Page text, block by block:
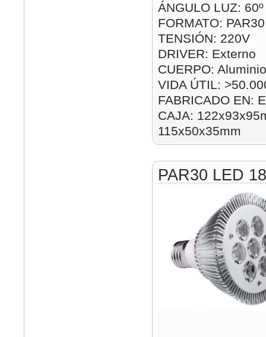
ÁNGULO LUZ: 60º
FORMATO:
TENSIÓN: 220V
DRIVER: Externo
CUERPO: Aluminio
VIDA ÚTIL:
FABRICADO EN:
CAJA:
115x50x35mm
PAR30 LED